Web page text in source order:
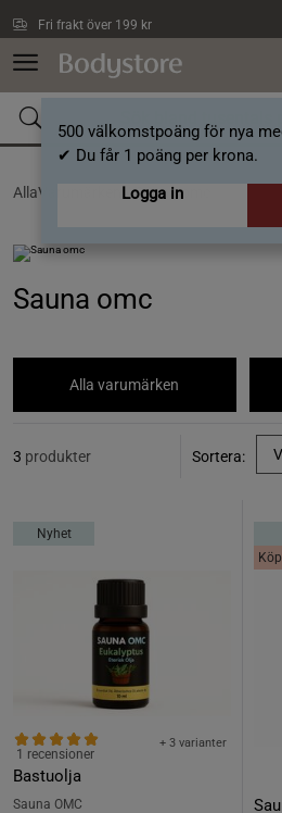
Fri frakt över 199 kr
500 välkomstpoäng för nya
✔ Du får 1 poäng per krona.
Logga in
AllaVarumärken /Sauna omc
Sauna omc
Alla varumärken
3 produkter Sortera:
Nyhet
Bastuolja
+ 3 varianter
1 recensioner
Sauna OMC